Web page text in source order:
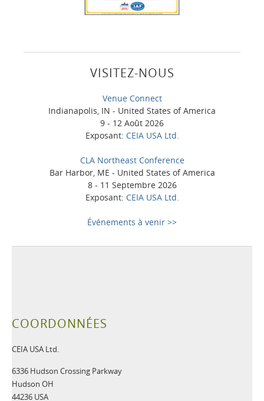
VISITEZ-NOUS
Venue Connect
Indianapolis, IN - United States of America
9 - 12 Août 2026
Exposant: CEIA USA Ltd.
CLA Northeast Conference
Bar Harbor, ME - United States of America
8 - 11 Septembre 2026
Exposant: CEIA USA Ltd.
Événements à venir >>
COORDONNÉES
CEIA USA Ltd.
6336 Hudson Crossing Parkway
Hudson OH
44236 USA